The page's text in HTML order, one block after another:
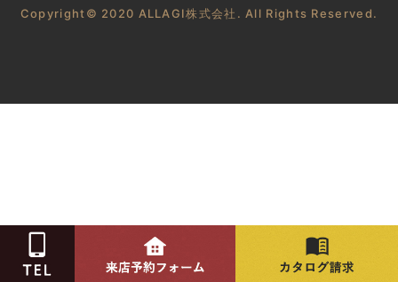
Copyright© 2020 ALLAGI株式会社. All Rights Reserved.